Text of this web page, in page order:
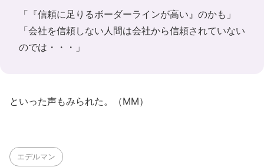
「『信頼に足りるボーダーラインが高い』のかも」
「会社を信頼しない人間は会社から信頼されていない
のでは・・・」
といった声もみられた。（MM）
エデルマン